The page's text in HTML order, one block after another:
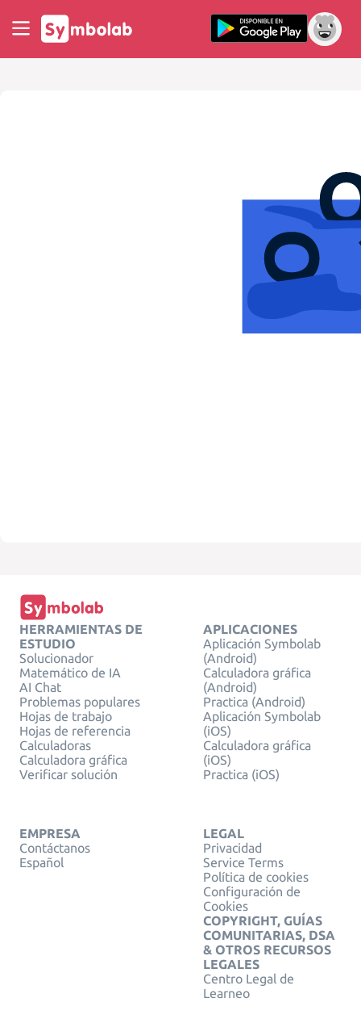
HERRAMIENTAS DE
ESTUDIO
Solucionador
Matemático de IA
AI Chat
Problemas populares
Hojas de trabajo
Hojas de referencia
Calculadoras
Calculadora gráfica
Verificar solución
APLICACIONES
Aplicación Symbolab
(Android)
Calculadora gráfica
(Android)
Practica (Android)
Aplicación Symbolab
(iOS)
Calculadora gráfica
(iOS)
Practica (iOS)
EMPRESA
Contáctanos
Español
LEGAL
Privacidad
Service Terms
Política de cookies
Configuración de
Cookies
COPYRIGHT, GUÍAS
COMUNITARIAS, DSA
& OTROS RECURSOS
LEGALES
Centro Legal de
Learneo